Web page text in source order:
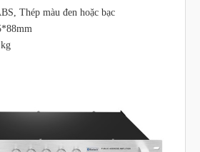
Thép màu đen hoặc bạc